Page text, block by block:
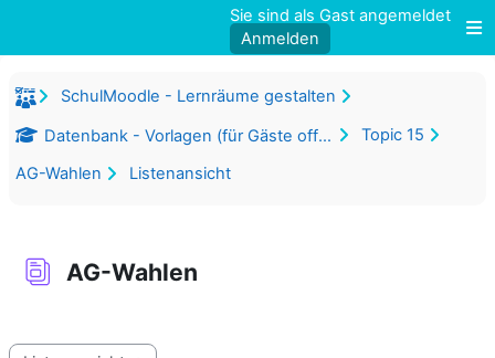
Sie sind als Gast angemeldet
Anmelden
SchulMoodle - Lernräume gestalten
Datenbank - Vorlagen (für Gäste offen)
Topic 15
AG-Wahlen
Listenansicht
AG-Wahlen